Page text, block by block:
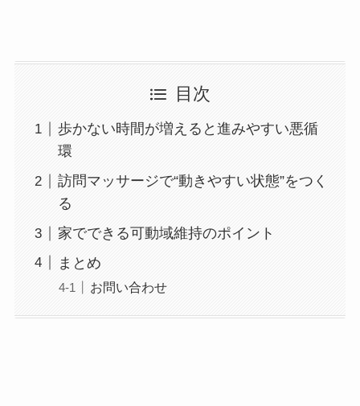
目次
歩かない時間が増えると進みやすい悪循
環
訪問マッサージで“動きやすい状態”をつく
る
家でできる可動域維持のポイント
まとめ
お問い合わせ